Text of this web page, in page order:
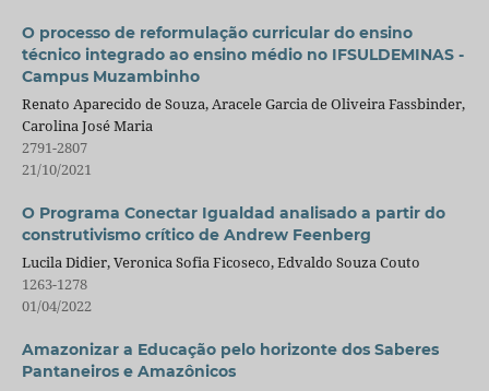
O processo de reformulação curricular do ensino
técnico integrado ao ensino médio no IFSULDEMINAS -
Campus Muzambinho
Renato Aparecido de Souza, Aracele Garcia de Oliveira Fassbinder,
Carolina José Maria
2791-2807
21/10/2021
O Programa Conectar Igualdad analisado a partir do
construtivismo crítico de Andrew Feenberg
Lucila Didier, Veronica Sofia Ficoseco, Edvaldo Souza Couto
1263-1278
01/04/2022
Amazonizar a Educação pelo horizonte dos Saberes
Pantaneiros e Amazônicos